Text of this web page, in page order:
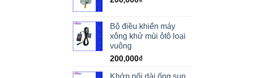
Bộ điều khiển máy
xông khử mùi ôtô loại
vuông
200,000₫
Khớp nối dài ống sun